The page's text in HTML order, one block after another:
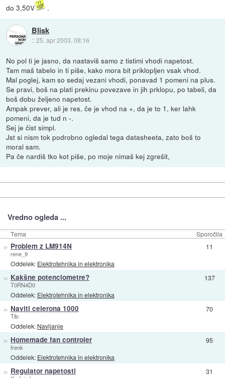
do 3,50V
.
Blisk
::25. apr 2003, 08:16
No pol ti je jasno, da nastaviš samo z tistimi vhodi napetost.
Tam maš tabelo in ti piše, kako mora bit priklopljen vsak vhod.
Mal poglej, kam so sedaj vezani vhodi, ponavad 1 pomeni na plus.
Se pravi, boš na plati prekinu povezave in jih prklopu, po tabeli, da
boš dobu željeno napetost.
Ampak prever, ali je res, če je vhod na +, da je to 1, ker lahk
pomeni, da je tud n -.
Sej je čist simpl.
Jst si nism tok podrobno ogledal tega datasheeta, zato boš to
moral sam.
Pa če nardiš tko kot piše, po moje nimaš kej zgrešit,
Vredno ogleda ...
Tema Sporočila
» Problem z LM914N
rene_9
Oddelek: Elektrotehnika in elektronika
11
» Kakšne potenciometre?
T0RN4D0
Oddelek: Elektrotehnika in elektronika
137
» Naviti celerona 1000
Tilc
Oddelek: Navijanje
70
» Homemade fan controler
frenk
Oddelek: Elektrotehnika in elektronika
95
» Regulator napetosti 31